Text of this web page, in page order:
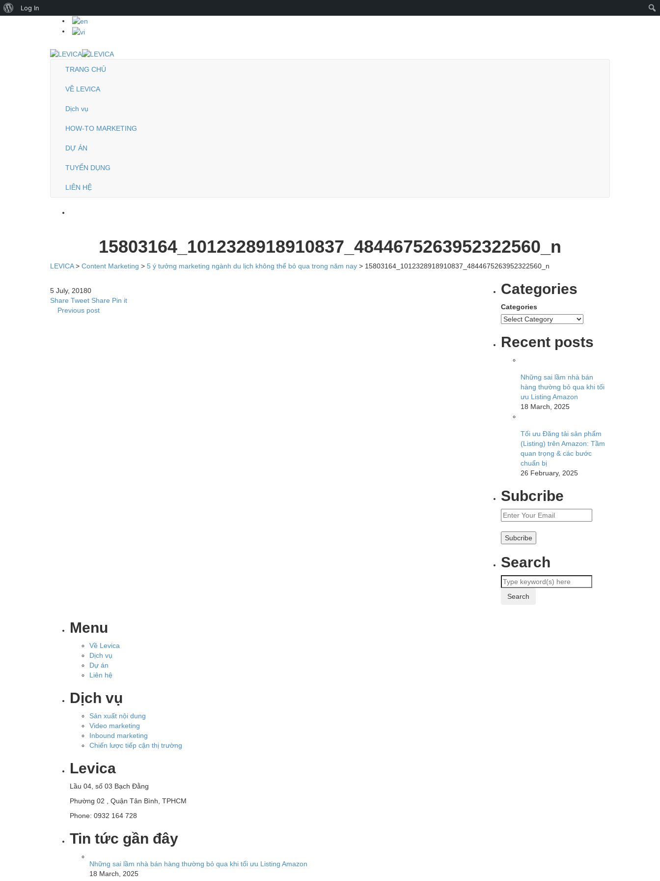
TRANG CHỦ
VỀ LEVICA
Dịch vụ
HOW-TO MARKETING
DỰ ÁN
TUYỂN DỤNG
LIÊN HỆ
15803164_1012328918910837_4844675263952322560_n
LEVICA> Content Marketing > 5 ý tưởng marketing ngành du lịch không thể bỏ qua trong năm nay > 15803164_1012328918910837_4844675263952322560_n
5 July, 20180
Share Tweet Share Pin it
Previous post
Categories
Categories
Recent posts
Những sai lầm nhà bán
hàng thường bỏ qua khi tối
ưu Listing Amazon
18 March, 2025
Tối ưu Đăng tải sản phẩm
(Listing) trên Amazon: Tầm
quan trọng & các bước
chuẩn bị
26 February, 2025
Subcribe
Search
Menu
Về Levica
Dịch vụ
Dự án
Liên hệ
Dịch vụ
Sản xuất nội dung
Video marketing
Inbound marketing
Chiến lược tiếp cận thị trường
Levica
Lầu 04, số 03 Bạch Đằng
Phường 02 , Quận Tân Bình, TPHCM
Phone: 0932 164 728
Tin tức gần đây
Những sai lầm nhà bán hàng thường bỏ qua khi tối ưu Listing Amazon
18 March, 2025
About
Log In